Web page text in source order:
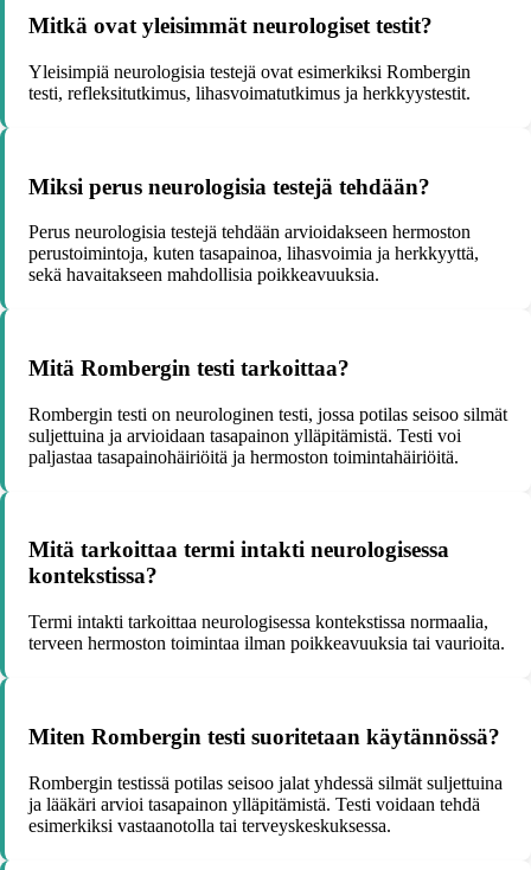
Mitkä ovat yleisimmät neurologiset testit?
Yleisimpiä neurologisia testejä ovat esimerkiksi Rombergin
testi, refleksitutkimus, lihasvoimatutkimus ja herkkyystestit.
Miksi perus neurologisia testejä tehdään?
Perus neurologisia testejä tehdään arvioidakseen hermoston
perustoimintoja, kuten tasapainoa, lihasvoimia ja herkkyyttä,
sekä havaitakseen mahdollisia poikkeavuuksia.
Mitä Rombergin testi tarkoittaa?
Rombergin testi on neurologinen testi, jossa potilas seisoo silmät
suljettuina ja arvioidaan tasapainon ylläpitämistä. Testi voi
paljastaa tasapainohäiriöitä ja hermoston toimintahäiriöitä.
Mitä tarkoittaa termi intakti neurologisessa
kontekstissa?
Termi intakti tarkoittaa neurologisessa kontekstissa normaalia,
terveen hermoston toimintaa ilman poikkeavuuksia tai vaurioita.
Miten Rombergin testi suoritetaan käytännössä?
Rombergin testissä potilas seisoo jalat yhdessä silmät suljettuina
ja lääkäri arvioi tasapainon ylläpitämistä. Testi voidaan tehdä
esimerkiksi vastaanotolla tai terveyskeskuksessa.